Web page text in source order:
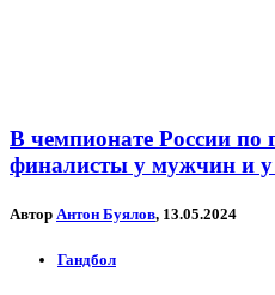
В чемпионате России по
финалисты у мужчин и
Автор Антон Буялов, 13.05.2024
Гандбол